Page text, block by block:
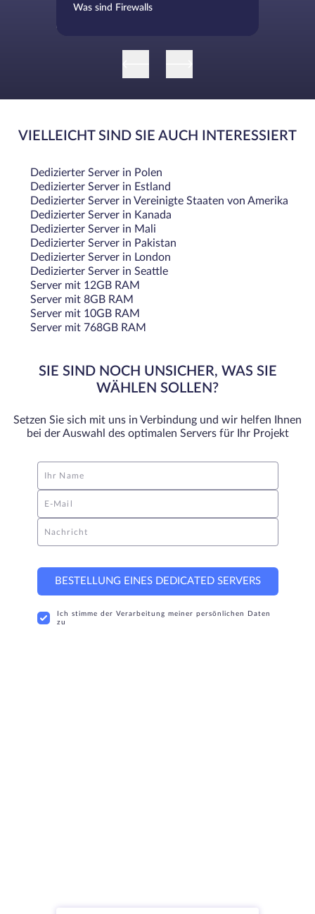
Was sind Firewalls
VIELLEICHT SIND SIE AUCH INTERESSIERT
Dedizierter Server in Polen
Dedizierter Server in Estland
Dedizierter Server in Vereinigte Staaten von Amerika
Dedizierter Server in Kanada
Dedizierter Server in Mali
Dedizierter Server in Pakistan
Dedizierter Server in London
Dedizierter Server in Seattle
Server mit 12GB RAM
Server mit 8GB RAM
Server mit 10GB RAM
Server mit 768GB RAM
SIE SIND NOCH UNSICHER, WAS SIE
WÄHLEN SOLLEN?
Setzen Sie sich mit uns in Verbindung und wir helfen Ihnen
bei der Auswahl des optimalen Servers für Ihr Projekt
Ihr Name
E-Mail
Nachricht
BESTELLUNG EINES DEDICATED SERVERS
Ich stimme der Verarbeitung meiner persönlichen Daten
zu